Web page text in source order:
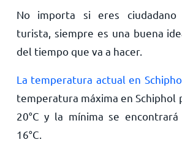
No importa si eres
turista, siempre es una buena
del tiempo que va a hacer.
La temperatura actual en
temperatura máxima en Schiphol
20°C y la mínima se
16°C